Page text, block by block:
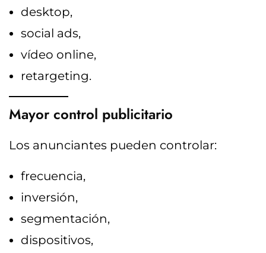
desktop,
social ads,
vídeo online,
retargeting.
Mayor control publicitario
Los anunciantes pueden controlar:
frecuencia,
inversión,
segmentación,
dispositivos,